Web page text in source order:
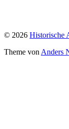
© 2026 Historische
Theme von Anders